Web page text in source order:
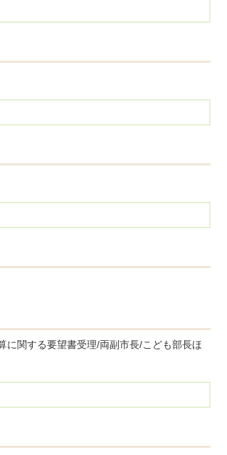
に関する要望書受理/両副市長/こども部長ほ